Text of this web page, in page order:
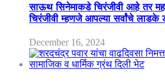
साऊथ सिनेमाकडे चिरंजीवी आहे तर
चिरंजीवी म्हणजे आपल्या सर्वांचे लाडके
December 16, 2024